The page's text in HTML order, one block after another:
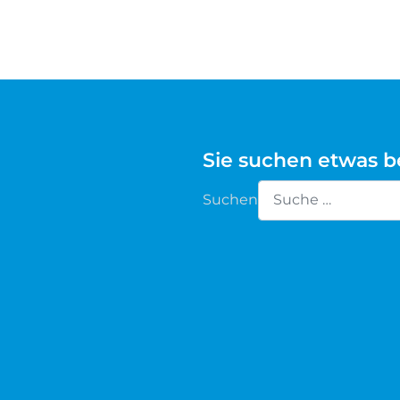
Sie suchen etwas
Suchen
Weiße gehörnte Heidschnucke